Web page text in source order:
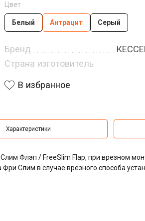
Цвет
Белый Антрацит Серый
Бренд
Страна изготовитель
В избранное
Характеристики
Флэп / FreeSlim Flap, при врезном
Слим в случае врезного способа